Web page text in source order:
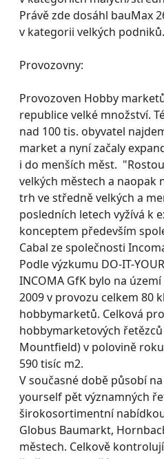
Právě zde dosáhl bauMax
v kategorii velkých podniků.
Provozovny:
Provozoven Hobby
republice velké množství.
nad 100 tis. obyvatel
market a nyní začaly
i do menších měst.
velkých městech a naopak
trh ve středně velkých a
posledních letech vyžívá k
konceptem především
Cabal ze společnosti
Podle výzkumu DO-IT-
INCOMA GfK bylo na
2009 v provozu celkem 80
hobbymarketů. Celková
hobbymarketových
Mountfield) v polovině
590 tisíc m2.
V současné době působí
yourself pět významných
širokosortimentní
Globus Baumarkt,
městech. Celkově